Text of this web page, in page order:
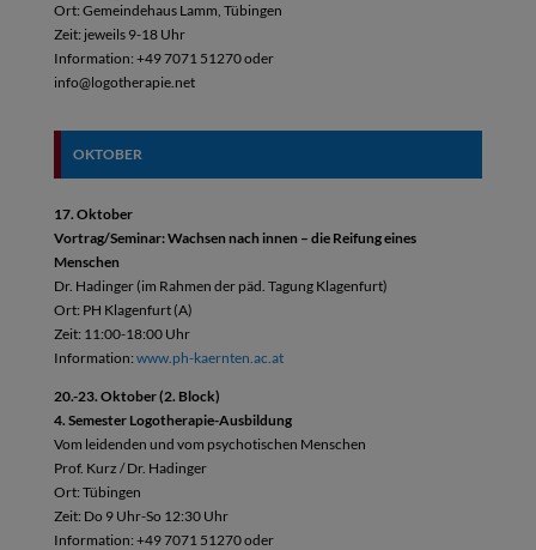
Ort: Gemeindehaus Lamm, Tübingen
Zeit: jeweils 9-18 Uhr
Information: +49 7071 51270 oder
info@logotherapie.net
OKTOBER
17. Oktober
Vortrag/Seminar: Wachsen nach innen – die Reifung eines
Menschen
Dr. Hadinger (im Rahmen der päd. Tagung Klagenfurt)
Ort: PH Klagenfurt (A)
Zeit: 11:00-18:00 Uhr
Information: www.ph-kaernten.ac.at
20.-23. Oktober (2. Block)
4. Semester Logotherapie-Ausbildung
Vom leidenden und vom psychotischen Menschen
Prof. Kurz / Dr. Hadinger
Ort: Tübingen
Zeit: Do 9 Uhr-So 12:30 Uhr
Information: +49 7071 51270 oder